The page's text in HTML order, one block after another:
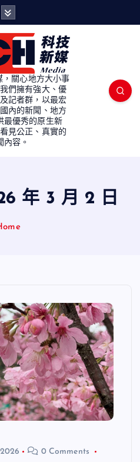
，關心地方大小事
們擁有強大、優
記者群，以最宏
內的新聞、地方
最優秀的原生新
見公正、真實的
內容。
年 3 月 2 日
0 Comments